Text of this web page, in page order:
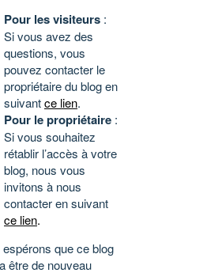
Pour les visiteurs :
Si vous avez des
questions, vous
pouvez contacter le
propriétaire du blog en
suivantce lien.
Pour le propriétaire :
Si vous souhaitez
rétablir l’accès à votre
blog, nous vous
invitons à nous
contacter en suivant
ce lien.
espérons que ce blog
être de nouveau